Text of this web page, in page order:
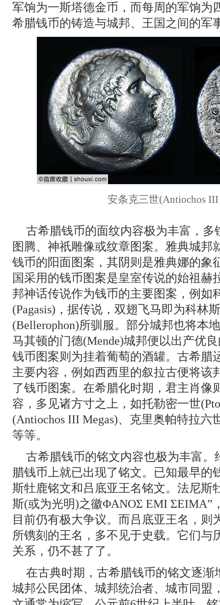
军饷为一斯塔德金币，而每周的军饷为
希腊钱币的铸造与城邦、王国之间的军
安条克三世(Antiochos III
古希腊钱币的面纹内容极为丰富，
图腾、神祇雕像或纹章图案。雅典城邦
钱币的阳面图案，其阴则是雅典娜的象
国采用的钱币图案是皇室传说的始祖赫
邦神话传说作为钱币的主要图案，例如
(Pagasis)，据传说，双翅飞马即为科林
(Bellerophon)所驯服。部分城邦也将本
马其顿的门德(Mende)城邦便以出产优
钱币图案则为挂着葡萄的酒罐。古希腊
主要内容，例如西西里的叙拉古便将该
了钱币图案。在希腊化时期，君主肖像
容，多见诸方寸之上，如托勒密一世
(Antiochos III Megas)、克里奥帕特拉六
等等。
古希腊钱币的铭文内容也极为丰富。
腊钱币上就已出现了铭文。已知最早的
斯牡鹿铭文和吕底亚王名铭文。法尼斯
斯(或为光明)之徽ΦΑΝΟΣ ΕΜΙ ΣΕΙΜΑ”
目前仍有极大争议。而吕底亚王名，则
所镌刻的王名，多不见于史载。它们与
关系，仍不甚了了。
在古典时期，古希腊钱币的铭文逐
城邦公民团体、城邦统治者、城市同盟